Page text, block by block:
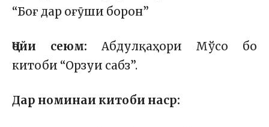
“Боғ дар оғӯши борон”
Ҷойи сеюм: Абдулқаҳори Мўсо бо
китоби “Орзуи сабз”.
Дар номинаи китоби наср: